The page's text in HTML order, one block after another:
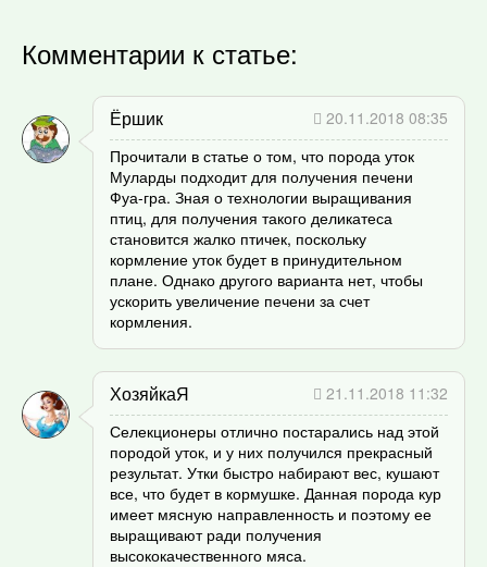
Комментарии к статье:
Ёршик
20.11.2018 08:35
Прочитали в статье о том, что порода уток
Муларды подходит для получения печени
Фуа-гра. Зная о технологии выращивания
птиц, для получения такого деликатеса
становится жалко птичек, поскольку
кормление уток будет в принудительном
плане. Однако другого варианта нет, чтобы
ускорить увеличение печени за счет
кормления.
ХозяйкаЯ
21.11.2018 11:32
Селекционеры отлично постарались над этой
породой уток, и у них получился прекрасный
результат. Утки быстро набирают вес, кушают
все, что будет в кормушке. Данная порода кур
имеет мясную направленность и поэтому ее
выращивают ради получения
высококачественного мяса.